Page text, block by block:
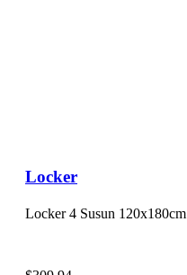
Locker
Locker 4 Susun 120x180cm